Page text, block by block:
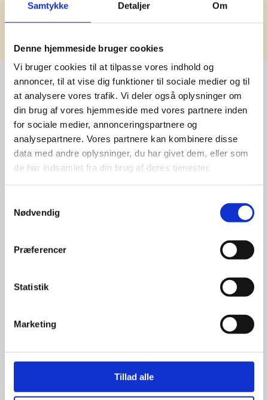
Samtykke Detaljer Om
Denne hjemmeside bruger cookies
Vi bruger cookies til at tilpasse vores indhold og
annoncer, til at vise dig funktioner til sociale medier og til
at analysere vores trafik. Vi deler også oplysninger om
din brug af vores hjemmeside med vores partnere inden
for sociale medier, annonceringspartnere og
analysepartnere. Vores partnere kan kombinere disse
data med andre oplysninger, du har givet dem, eller som
de har indsamlet fra din brug af deres tjenester.
Nødvendig
Præferencer
Statistik
Marketing
Tillad alle
Tilmeld
Stærke
leverandører
giver større
udvalg
hjemmesiden